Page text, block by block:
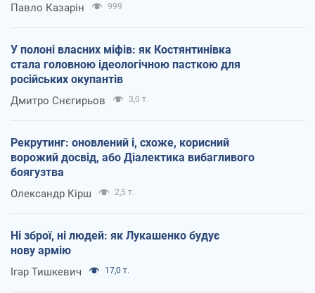
Павло Казарін 999
У полоні власних міфів: як Костянтинівка
стала головною ідеологічною пасткою для
російських окупантів
Дмитро Снєгирьов 3,0 т.
Рекрутинг: оновлений і, схоже, корисний
ворожий досвід, або Діалектика вибагливого
боягузтва
Олександр Кірш 2,5 т.
Ні зброї, ні людей: як Лукашенко будує
нову армію
Ігар Тишкевич 17,0 т.